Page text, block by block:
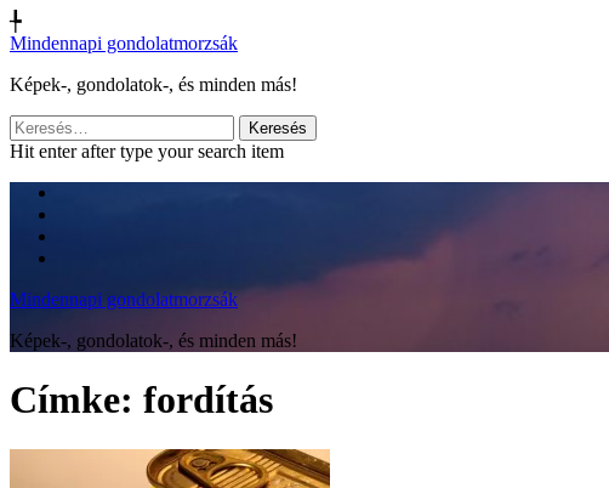
╄
Mindennapi gondolatmorzsák
Képek-, gondolatok-, és minden más!
Keresés:
Hit enter after type your search item
Mindennapi gondolatmorzsák
Képek-, gondolatok-, és minden más!
Címke: fordítás